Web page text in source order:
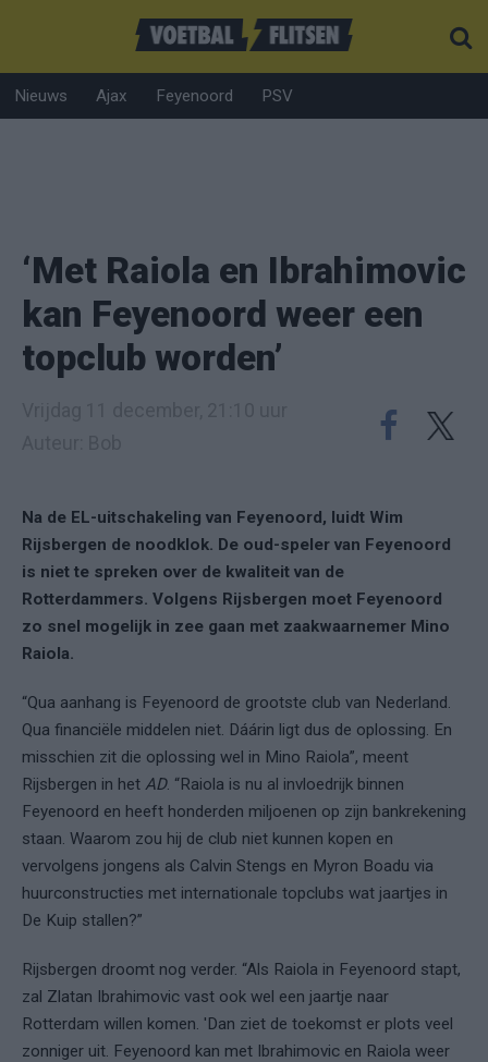
Nieuws Ajax Feyenoord PSV
‘Met Raiola en Ibrahimovic
kan Feyenoord weer een
topclub worden’
Na de EL-uitschakeling van Feyenoord, luidt Wim
Rijsbergen de noodklok. De oud-speler van Feyenoord
is niet te spreken over de kwaliteit van de
Rotterdammers. Volgens Rijsbergen moet Feyenoord
zo snel mogelijk in zee gaan met zaakwaarnemer Mino
Raiola.
“Qua aanhang is Feyenoord de grootste club van Nederland.
Qua financiële middelen niet. Dáárin ligt dus de oplossing. En
misschien zit die oplossing wel in Mino Raiola”, meent
Rijsbergen in het AD. “Raiola is nu al invloedrijk binnen
Feyenoord en heeft honderden miljoenen op zijn bankrekening
staan. Waarom zou hij de club niet kunnen kopen en
vervolgens jongens als Calvin Stengs en Myron Boadu via
huurconstructies met internationale topclubs wat jaartjes in
De Kuip stallen?”
Rijsbergen droomt nog verder. “Als Raiola in Feyenoord stapt,
zal Zlatan Ibrahimovic vast ook wel een jaartje naar
Rotterdam willen komen. 'Dan ziet de toekomst er plots veel
zonniger uit. Feyenoord kan met Ibrahimovic en Raiola weer